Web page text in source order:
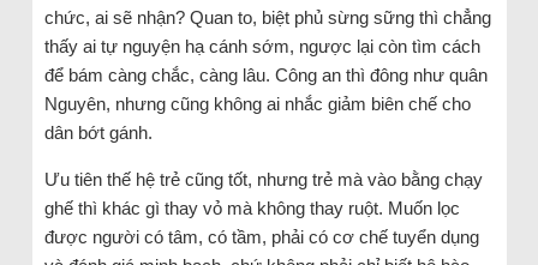
chức, ai sẽ nhận? Quan to, biệt phủ sừng sững thì chẳng
thấy ai tự nguyện hạ cánh sớm, ngược lại còn tìm cách
để bám càng chắc, càng lâu. Công an thì đông như quân
Nguyên, nhưng cũng không ai nhắc giảm biên chế cho
dân bớt gánh.
Ưu tiên thế hệ trẻ cũng tốt, nhưng trẻ mà vào bằng chạy
ghế thì khác gì thay vỏ mà không thay ruột. Muốn lọc
được người có tâm, có tầm, phải có cơ chế tuyển dụng